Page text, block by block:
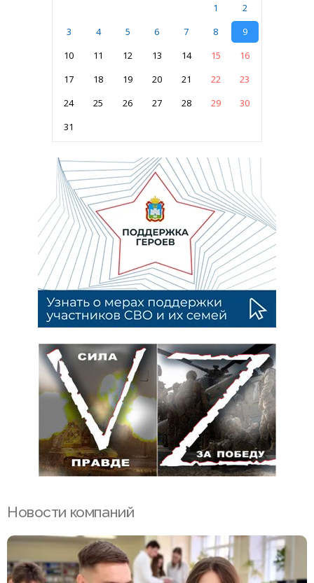
1
2
3
4 5 6 7 8
9
10
11 12 13 14 15
16
17
18 19 20 21 22
23
24
25 26 27 28 29
30
31
Новости компаний